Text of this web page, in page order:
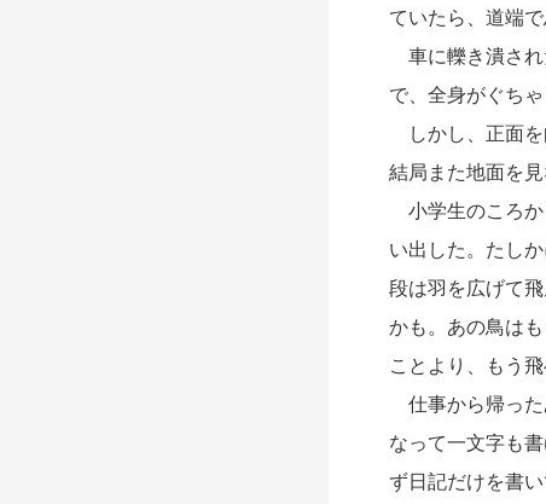
ていたら、道端で
車に轢き潰され
で、全身がぐち
しかし、正面を
結局また地面を見
小学生のころか
い出した。たし
段は羽を広げて
かも。あの鳥は
ことより、もう
仕事から帰った
なって一文字も
ず日記だけを書